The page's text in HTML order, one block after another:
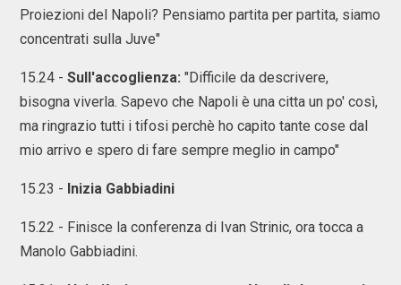
Proiezioni del Napoli? Pensiamo partita per partita, siamo
concentrati sulla Juve"
15.24 - Sull'accoglienza: "Difficile da descrivere,
bisogna viverla. Sapevo che Napoli è una citta un po' così,
ma ringrazio tutti i tifosi perchè ho capito tante cose dal
mio arrivo e spero di fare sempre meglio in campo"
15.23 - Inizia Gabbiadini
15.22 - Finisce la conferenza di Ivan Strinic, ora tocca a
Manolo Gabbiadini.